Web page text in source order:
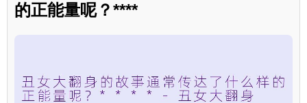
的正能量呢？****